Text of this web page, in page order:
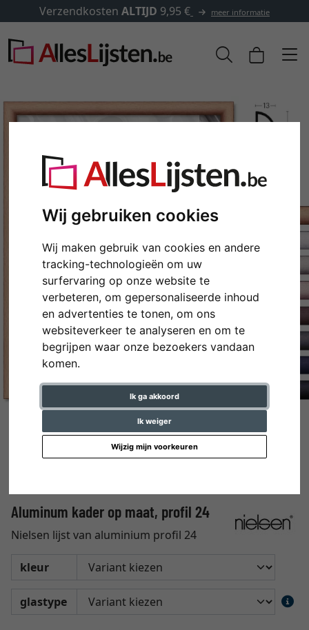
Wij gebruiken cookies
Wij maken gebruik van cookies en andere
tracking-technologieën om uw
surfervaring op onze website te
verbeteren, om gepersonaliseerde inhoud
en advertenties te tonen, om ons
websiteverkeer te analyseren en om te
begrijpen waar onze bezoekers vandaan
komen.
Ik ga akkoord
Ik weiger
Wijzig mijn voorkeuren
✓500.000 artikelen om uit te kiezen
Terug
Aluminum kader op maat, profil 24
Nielsen lijst van aluminium profil 24
kleur
glastype